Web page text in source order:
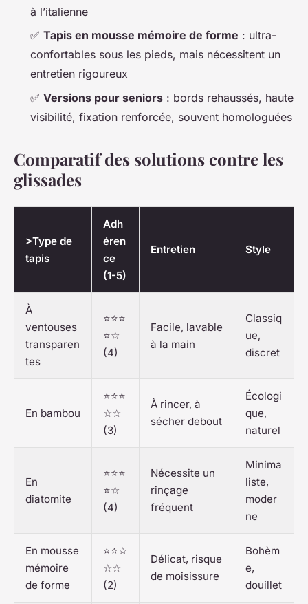
à l’italienne
✅ Tapis en mousse mémoire de forme : ultra-
confortables sous les pieds, mais nécessitent un
entretien rigoureux
✅ Versions pour seniors : bords rehaussés, haute
visibilité, fixation renforcée, souvent homologuées
Comparatif des solutions contre les
glissades
>Type de
tapis
Adh
éren
ce
(1-5)
Entretien Style
À
ventouses
transparen
tes
⭐⭐⭐
⭐☆
(4)
Facile, lavable
à la main
Classiq
ue,
discret
En bambou
⭐⭐⭐
☆☆
(3)
À rincer, à
sécher debout
Écologi
que,
naturel
En
diatomite
⭐⭐⭐
⭐☆
(4)
Nécessite un
rinçage
fréquent
Minima
liste,
moder
ne
En mousse
mémoire
de forme
⭐⭐☆
☆☆
(2)
Délicat, risque
de moisissure
Bohèm
e,
douillet